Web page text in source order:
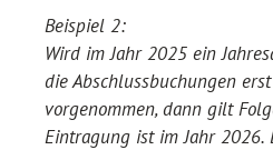
Beispiel 2:
Wird im Jahr 2025 ein
die Abschlussbuchungen
vorgenommen, dann gilt
Eintragung ist im Jahr 2026.